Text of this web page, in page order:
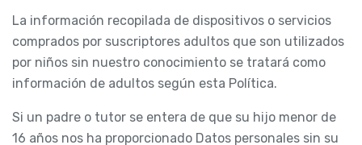
La información recopilada de dispositivos o servicios
comprados por suscriptores adultos que son utilizados
por niños sin nuestro conocimiento se tratará como
información de adultos según esta Política.
Si un padre o tutor se entera de que su hijo menor de
16 años nos ha proporcionado Datos personales sin su